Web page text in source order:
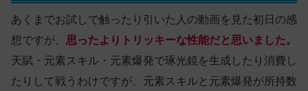
あくまでお試しで触ったり引いた人の動画を見た初日の感
想ですが、 思ったよりトリッキーな性能だと思いました。
天賦・元素スキル・元素爆発で琢光鏡を生成したり消費し
たりして戦うわけですが、元素スキルと元素爆発が所持数